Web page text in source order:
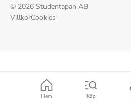
© 2026 Studentapan AB
VillkorCookies
Hem Köp